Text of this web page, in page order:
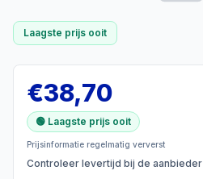
Laagste prijs ooit
€38,70
🟢 Laagste prijs ooit
Prijsinformatie regelmatig ververst
Controleer levertijd bij de aanbieder